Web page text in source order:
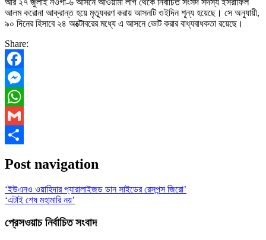
আলম করোনা আক্রান্ত হয়ে মৃত্যুবরণ করায় আসনটি ওইদিন শূন্য হয়েছে। সে অনুযায়ী,
৯০ দিনের হিসাবে ২৪ অক্টোবরের মধ্যে এ আসনে ভোট করার বাধ্যবাধকতা রয়েছে।
Share:
Facebook
Messenger
WhatsApp
Gmail
Post navigation
‘ইউএনও ওয়াহিদার প্যারালাইজড ডান সাইডের রেসপন্স জিরো’
‘এটাই শেষ মহামারি নয়’
প্রেসওয়াচ নির্বাচিত সংবাদ